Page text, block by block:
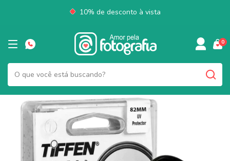
10% de desconto à vista
0